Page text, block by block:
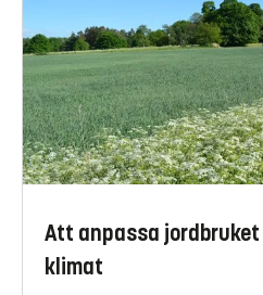
Att anpassa
klimat